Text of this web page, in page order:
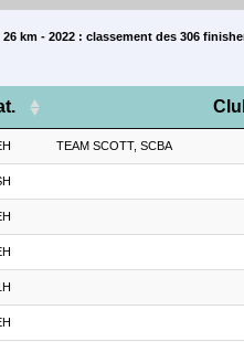
km - 2022 : classement des 306
TEAM SCOTT, SCBA